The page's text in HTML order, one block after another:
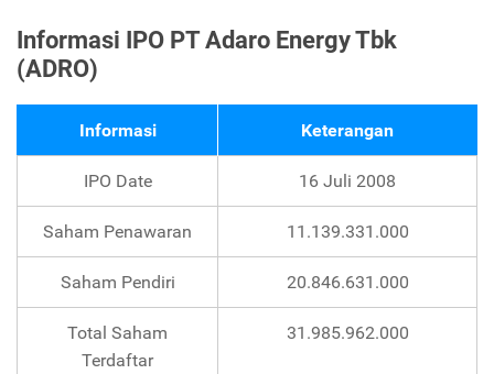
Informasi IPO PT Adaro Energy Tbk
(ADRO)
Informasi Keterangan
IPO Date 16 Juli 2008
Saham Penawaran 11.139.331.000
Saham Pendiri 20.846.631.000
Total Saham
Terdaftar
31.985.962.000